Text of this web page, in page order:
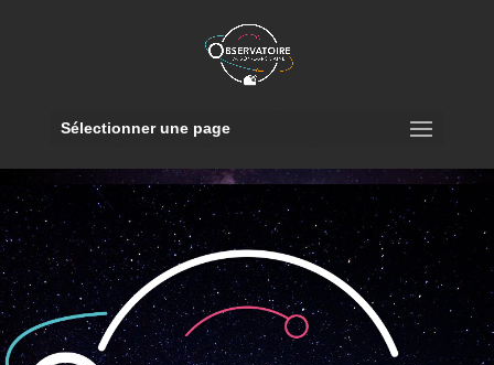
Sélectionner une page